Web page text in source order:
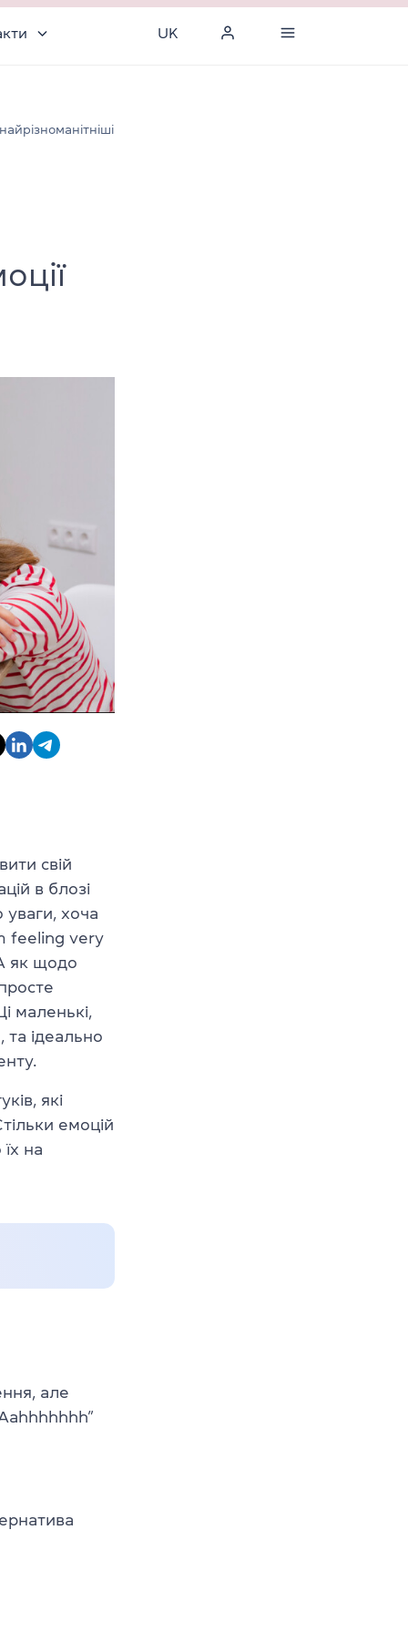
UK
свій
в блозі
хоча
feeling very
як щодо
маленькі,
ідеально
які
емоцій
на
але